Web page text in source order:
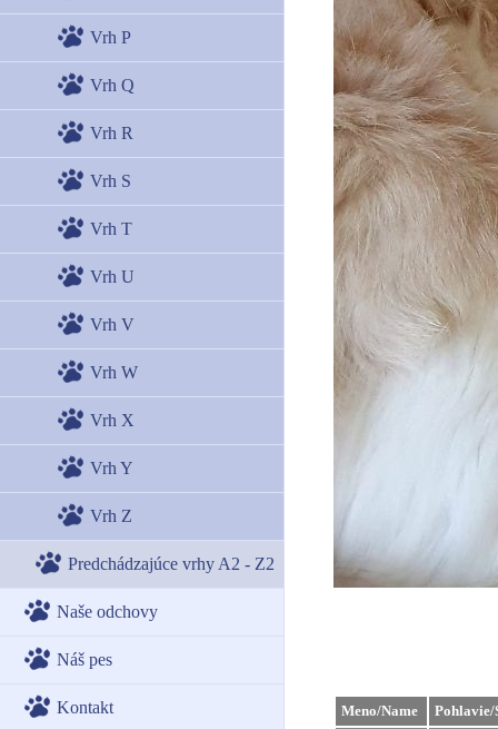
Vrh P
Vrh Q
Vrh R
Vrh S
Vrh T
Vrh U
Vrh V
Vrh W
Vrh X
Vrh Y
Vrh Z
Predchádzajúce vrhy A2 - Z2
Naše odchovy
Náš pes
Kontakt Meno/Name Pohlavie/